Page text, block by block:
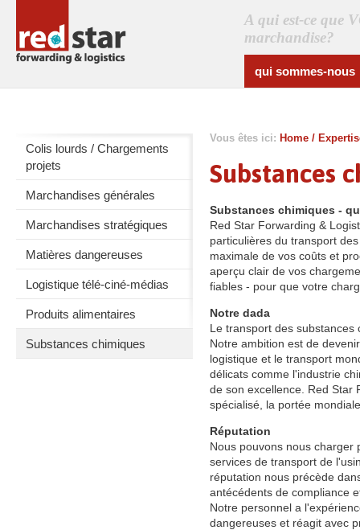
A qui est-ce que
marchandise?
qui sommes-nous
Colis lourds / Chargements
projets
Marchandises générales
Marchandises stratégiques
Matières dangereuses
Logistique télé-ciné-médias
Produits alimentaires
Substances chimiques
Vous êtes ici: Home /
Substances
Substances chimiques -
Red Star Forwarding &
particulières du transport
maximale de vos coûts et
aperçu clair de vos
fiables - pour que votre
Notre dada
Le transport des
Notre ambition est de
logistique et le transport
délicats comme l'industrie
de son excellence. Red Star
spécialisé, la portée
Réputation
Nous pouvons nous charger
services de transport de
réputation nous précède
antécédents de compliance
Notre personnel a
dangereuses et réagit avec